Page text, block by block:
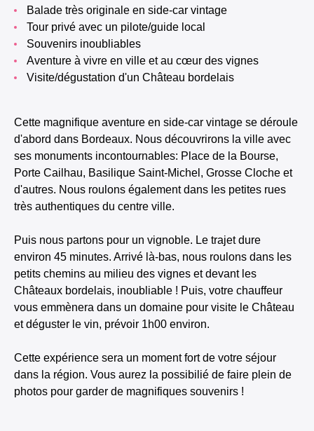
Balade très originale en side-car vintage
Tour privé avec un pilote/guide local
Souvenirs inoubliables
Aventure à vivre en ville et au cœur des vignes
Visite/dégustation d'un Château bordelais
Cette magnifique aventure en side-car vintage se déroule
d'abord dans Bordeaux. Nous découvrirons la ville avec
ses monuments incontournables: Place de la Bourse,
Porte Cailhau, Basilique Saint-Michel, Grosse Cloche et
d'autres. Nous roulons également dans les petites rues
très authentiques du centre ville.
Puis nous partons pour un vignoble. Le trajet dure
environ 45 minutes. Arrivé là-bas, nous roulons dans les
petits chemins au milieu des vignes et devant les
Châteaux bordelais, inoubliable ! Puis, votre chauffeur
vous emmènera dans un domaine pour visite le Château
et déguster le vin, prévoir 1h00 environ.
Cette expérience sera un moment fort de votre séjour
dans la région. Vous aurez la possibilié de faire plein de
photos pour garder de magnifiques souvenirs !